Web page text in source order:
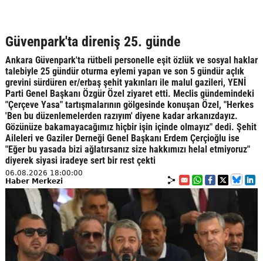
Güvenpark'ta direniş 25. günde
Ankara Güvenpark'ta rütbeli personelle eşit özlük ve sosyal haklar
talebiyle 25 gündür oturma eylemi yapan ve son 5 gündür açlık
grevini sürdüren er/erbaş şehit yakınları ile malul gazileri, YENİ
Parti Genel Başkanı Özgür Özel ziyaret etti. Meclis gündemindeki
"Çerçeve Yasa" tartışmalarının gölgesinde konuşan Özel, "Herkes
'Ben bu düzenlemelerden razıyım' diyene kadar arkanızdayız.
Gözünüze bakamayacağımız hiçbir işin içinde olmayız" dedi. Şehit
Aileleri ve Gaziler Derneği Genel Başkanı Erdem Çerçioğlu ise
"Eğer bu yasada bizi ağlatırsanız size hakkımızı helal etmiyoruz"
diyerek siyasi iradeye sert bir rest çekti
06.08.2026 18:00:00
Haber Merkezi